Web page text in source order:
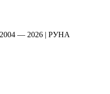
2004 — 2026 | РУНА